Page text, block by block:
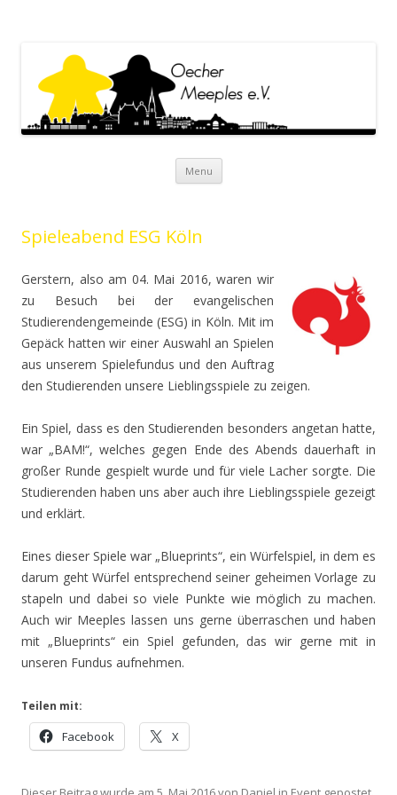
Menu Skip to content
Spieleabend ESG Köln
Gerstern, also am 04. Mai 2016, waren wir
zu Besuch bei der evangelischen
Studierendengemeinde (ESG) in Köln. Mit im
Gepäck hatten wir einer Auswahl an Spielen
aus unserem Spielefundus und den Auftrag
den Studierenden unsere Lieblingsspiele zu zeigen.
Ein Spiel, dass es den Studierenden besonders angetan hatte,
war „BAM!“, welches gegen Ende des Abends dauerhaft in
großer Runde gespielt wurde und für viele Lacher sorgte. Die
Studierenden haben uns aber auch ihre Lieblingsspiele gezeigt
und erklärt.
Eines dieser Spiele war „Blueprints“, ein Würfelspiel, in dem es
darum geht Würfel entsprechend seiner geheimen Vorlage zu
stapeln und dabei so viele Punkte wie möglich zu machen.
Auch wir Meeples lassen uns gerne überraschen und haben
mit „Blueprints“ ein Spiel gefunden, das wir gerne mit in
unseren Fundus aufnehmen.
Teilen mit:
Facebook X